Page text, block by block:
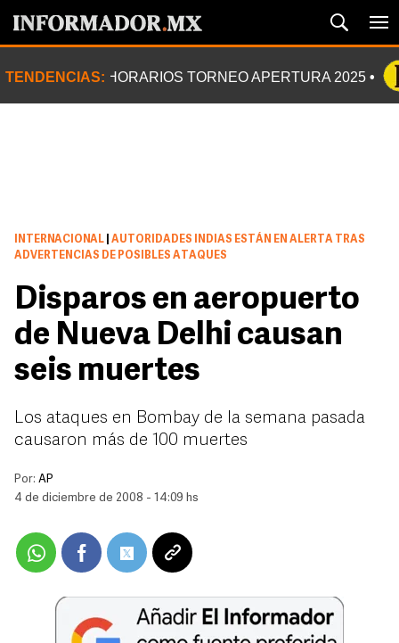
TENDENCIAS: HORARIOS TORNEO APERTURA 2025
INTERNACIONAL
AUTORIDADES INDIAS ESTÁN EN ALERTA TRAS
ADVERTENCIAS DE POSIBLES ATAQUES
Disparos en aeropuerto
de Nueva Delhi causan
seis muertes
Los ataques en Bombay de la semana pasada
causaron más de 100 muertes
Por: AP
4 de diciembre de 2008 - 14:09 hs